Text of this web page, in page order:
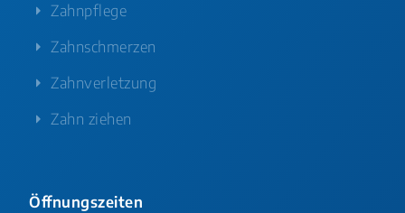
Zahnpflege
Zahnschmerzen
Zahnverletzung
Zahn ziehen
Öffnungszeiten